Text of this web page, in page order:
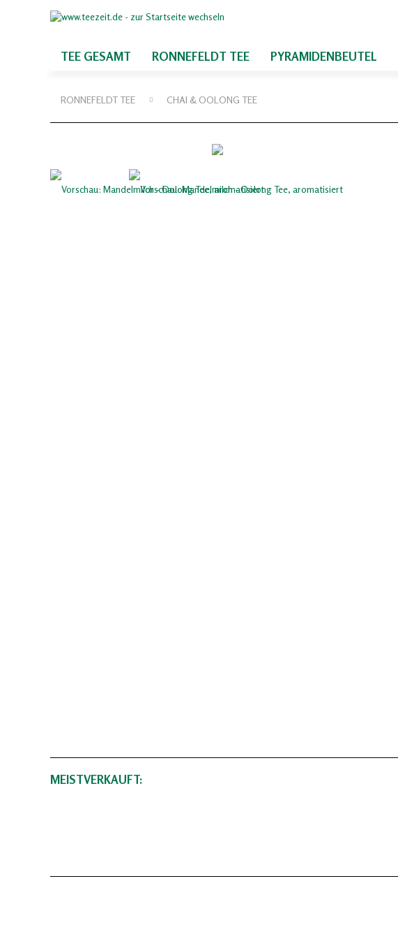
TEE GESAMT RONNEFELDT TEE PYRAMIDENBEUTEL
RONNEFELDT TEE CHAI & OOLONG TEE
MEISTVERKAUFT: